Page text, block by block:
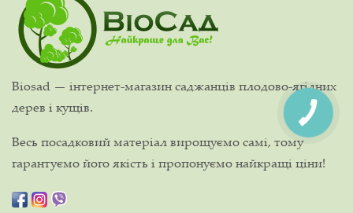
Biosad — інтернет-магазин саджанців плодово-ягідних
дерев і кущів.
Весь посадковий матеріал вирощуємо самі, тому
гарантуємо його якість і пропонуємо найкращі ціни!